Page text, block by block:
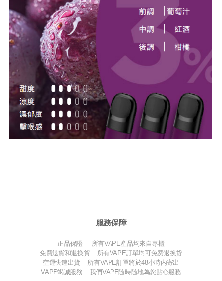
服務保障
正品保證 所有VAPE產品均來自專櫃
免費退貨和退换貨 所有VAPE訂單均可免费退换货
空運快速出貨 所有VAPE訂單將於48小時内寄出
VAPE竭誠服務 我們VAPE随時随地為您贴心服務